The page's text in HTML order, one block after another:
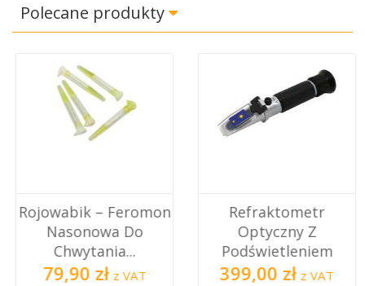
Polecane produkty
Rojowabik – Feromon
Nasonowa Do
Chwytania...
79,90 zł z VAT
Refraktometr
Optyczny Z
Podświetleniem
399,00 zł z VAT